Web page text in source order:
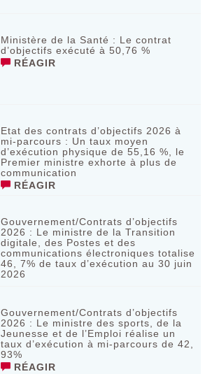
Ministère de la Santé : Le contrat
d’objectifs exécuté à 50,76 %
RÉAGIR
Etat des contrats d’objectifs 2026 à
mi-parcours : Un taux moyen
d’exécution physique de 55,16 %, le
Premier ministre exhorte à plus de
communication
RÉAGIR
Gouvernement/Contrats d’objectifs
2026 : Le ministre de la Transition
digitale, des Postes et des
communications électroniques totalise
46, 7% de taux d’exécution au 30 juin
2026
Gouvernement/Contrats d’objectifs
2026 : Le ministre des sports, de la
Jeunesse et de l’Emploi réalise un
taux d’exécution à mi-parcours de 42,
93%
RÉAGIR